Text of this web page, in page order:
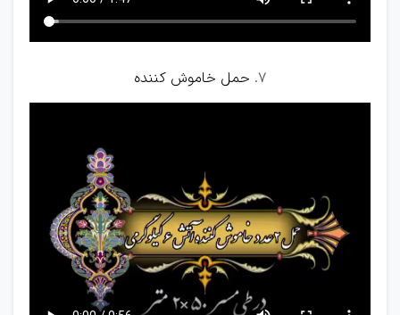
7. حمل خاموش کننده